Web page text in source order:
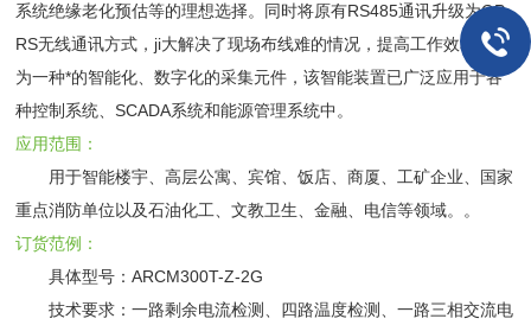
系统绝缘老化预估等的理想选择。同时将原有RS485通讯升级为GP
RS无线通讯方式，ji大解决了现场布线难的情况，提高工作效率。作
为一种*的智能化、数字化的采集元件，该智能装置已广泛应用于各
种控制系统、SCADA系统和能源管理系统中。
应用范围：
用于智能楼宇、高层公寓、宾馆、饭店、商厦、工矿企业、国家
重点消防单位以及石油化工、文教卫生、金融、电信等领域。。
订货范例：
具体型号：ARCM300T-Z-2G
技术要求：一路剩余电流检测、四路温度检测、一路三相交流电